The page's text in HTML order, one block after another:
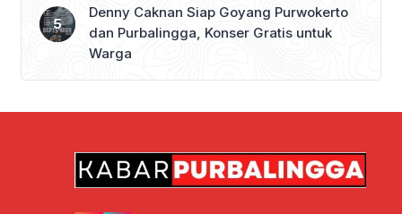
Denny Caknan Siap Goyang Purwokerto
dan Purbalingga, Konser Gratis untuk
Warga